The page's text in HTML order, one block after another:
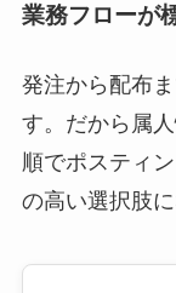
業務フローが
発注から配布
す。だから属
順でポスティ
の高い選択肢に